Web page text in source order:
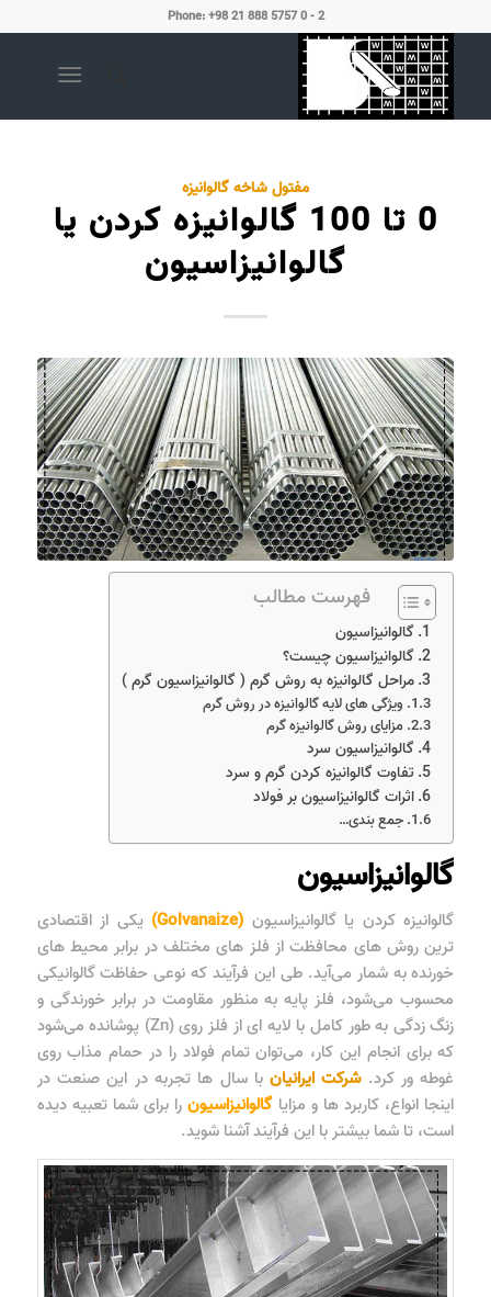
Phone: +98 21 888 5757 0 - 2
مفتول شاخه گالوانیزه
0 تا 100 گالوانیزه کردن یا
گالوانیزاسیون
فهرست مطالب
گالوانیزاسیون
گالوانیزاسیون چیست؟
مراحل گالوانیزه به روش گرم ( گالوانیزاسیون گرم )
ویژگی های لایه گالوانیزه در روش گرم
مزایای روش گالوانیزه گرم
گالوانیزاسیون سرد
تفاوت گالوانیزه کردن گرم و سرد
اثرات گالوانیزاسیون بر فولاد
جمع بندی…
گالوانیزاسیون
گالوانیزه کردن یا گالوانیزاسیون (Golvanaize)
یکی از اقتصادی
ترین روش های محافظت از فلز های مختلف در برابر محیط های
خورنده به شمار می‌آید. طی این فرآیند که نوعی حفاظت گالوانیکی
محسوب می‌شود، فلز پایه به منظور مقاومت در برابر خورندگی و
زنگ زدگی به طور کامل با لایه ای از فلز روی (Zn) پوشانده می‌شود
که برای انجام این کار، می‌توان تمام فولاد را در حمام مذاب روی
غوطه ور کرد.شرکت ایرانیانبا سال ها تجربه در این صنعت در
اینجا انواع، کاربرد ها و مزایاگالوانیزاسیونرا برای شما تعبیه دیده
است، تا شما بیشتر با این فرآیند آشنا شوید.